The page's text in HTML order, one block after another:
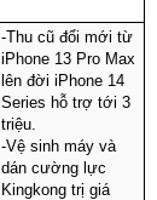
-Thu cũ đổi mới từ
iPhone 13 Pro Max
lên đời iPhone 14
Series hỗ trợ tới 3
triệu.
-Vệ sinh máy và
dán cường lực
Kingkong trị giá